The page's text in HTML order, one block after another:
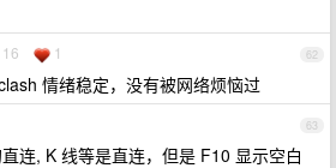
62
1
情绪稳定，没有被网络烦恼过
63
连, K 线等是直连，但是 F10 显示空白